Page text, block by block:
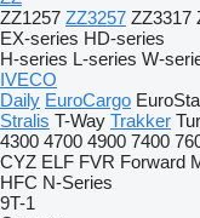
ZZ1257 ZZ3257 ZZ3317
EX-series HD-series
H-series L-series W-
IVECO
Daily EuroCargo
Stralis T-Way Trakker
4300 4700 4900 7400
CYZ ELF FVR Forward
HFC N-Series
9T-1